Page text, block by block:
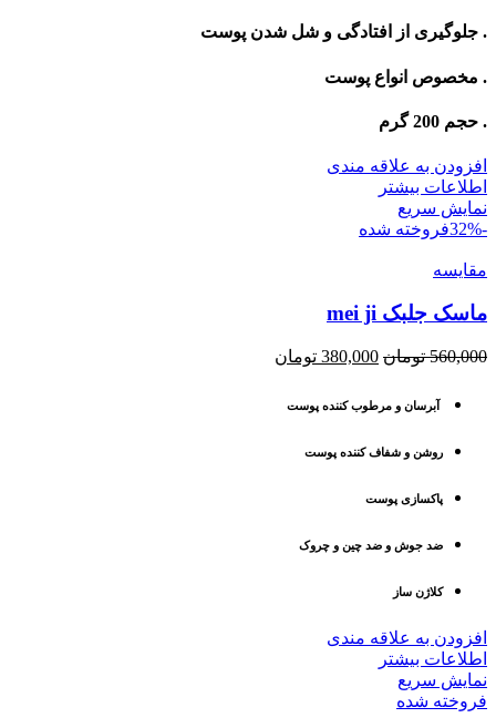
. جلوگیری از افتادگی و شل شدن پوست
. مخصوص انواع پوست
. حجم 200 گرم
افزودن به علاقه مندی
اطلاعات بیشتر
نمایش سریع
-32%
فروخته شده
مقايسه
ماسک جلبک mei ji
560,000 تومان Original
560,000 تومان.
380,000 تومان
آبرسان و مرطوب کننده پوست
روشن و شفاف کننده پوست
پاکسازی پوست
ضد جوش و ضد چین و چروک
کلاژن ساز
افزودن به علاقه مندی
اطلاعات بیشتر
نمایش سریع
فروخته شده